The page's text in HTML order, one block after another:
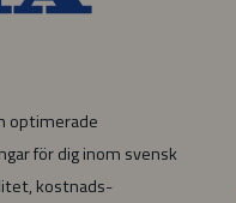
optimerade
för dig inom svensk
kostnads­­­